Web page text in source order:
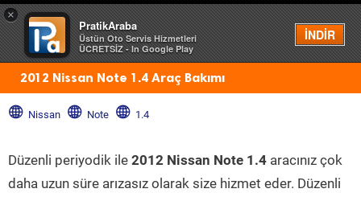
×
PratikAraba
Üstün Oto Servis Hizmetleri
ÜCRETSİZ - In Google Play
İNDİR
Menü
2012 Nissan Note 1.4 Araç Bakımı
Nissan Note 1.4
Düzenli periyodik ile 2012 Nissan Note 1.4 aracınız çok
daha uzun süre arızasız olarak size hizmet eder. Düzenli